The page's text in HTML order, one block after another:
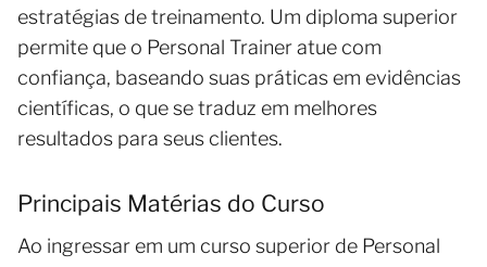
estratégias de treinamento. Um diploma superior
permite que o Personal Trainer atue com
confiança, baseando suas práticas em evidências
científicas, o que se traduz em melhores
resultados para seus clientes.
Principais Matérias do Curso
Ao ingressar em um curso superior de Personal